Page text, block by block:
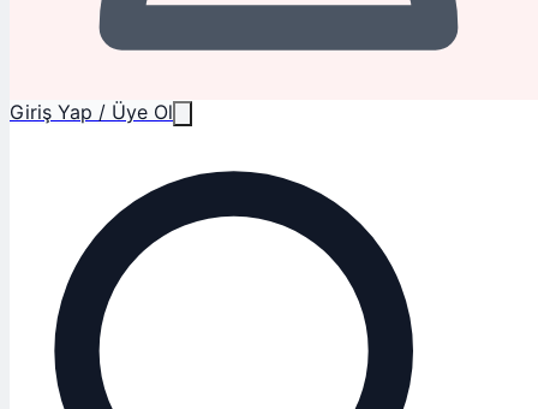
Giriş Yap / Üye Ol